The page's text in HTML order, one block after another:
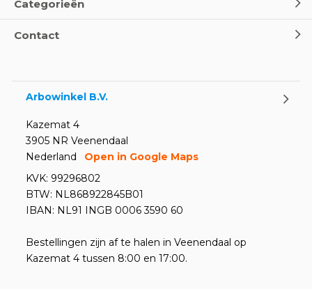
Categorieën
Contact
Arbowinkel B.V.
Kazemat 4
3905 NR Veenendaal
Nederland
Open in Google Maps
KVK: 99296802
BTW: NL868922845B01
IBAN: NL91 INGB 0006 3590 60
Bestellingen zijn af te halen in Veenendaal op
Kazemat 4 tussen 8:00 en 17:00.